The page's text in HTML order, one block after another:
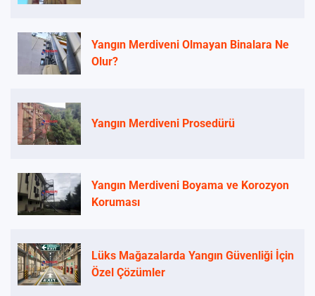
Yangın Merdiveni Olmayan Binalara Ne
Olur?
Yangın Merdiveni Prosedürü
Yangın Merdiveni Boyama ve Korozyon
Koruması
Lüks Mağazalarda Yangın Güvenliği İçin
Özel Çözümler